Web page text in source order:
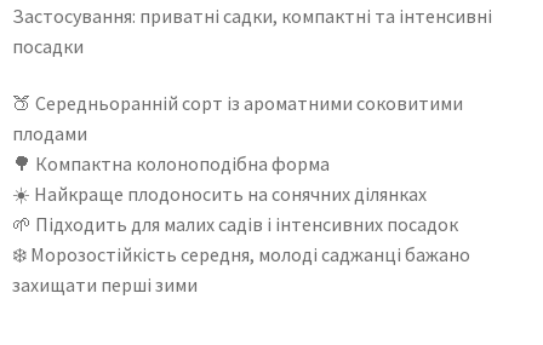
Застосування: приватні садки, компактні та інтенсивні
посадки
🍑 Середньоранній сорт із ароматними соковитими
плодами
🌳 Компактна колоноподібна форма
☀️ Найкраще плодоносить на сонячних ділянках
🌱 Підходить для малих садів і інтенсивних посадок
❄️ Морозостійкість середня, молоді саджанці бажано
захищати перші зими